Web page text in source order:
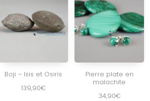
Boji – Isis et Osiris
139,90€
Pierre plate en
malachite
34,90€